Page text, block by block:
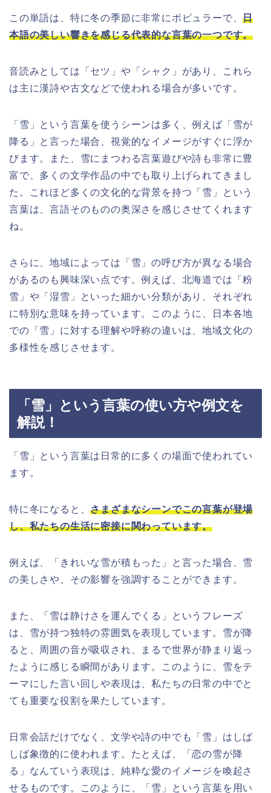
この単語は、特に冬の季節に非常にポピュラーで、日
本語の美しい響きを感じる代表的な言葉の一つです。
音読みとしては「セツ」や「シャク」があり、これら
は主に漢詩や古文などで使われる場合が多いです。
「雪」という言葉を使うシーンは多く、例えば「雪が
降る」と言った場合、視覚的なイメージがすぐに浮か
びます。また、雪にまつわる言葉遊びや詩も非常に豊
富で、多くの文学作品の中でも取り上げられてきまし
た。これほど多くの文化的な背景を持つ「雪」という
言葉は、言語そのものの奥深さを感じさせてくれます
ね。
さらに、地域によっては「雪」の呼び方が異なる場合
があるのも興味深い点です。例えば、北海道では「粉
雪」や「湿雪」といった細かい分類があり、それぞれ
に特別な意味を持っています。このように、日本各地
での「雪」に対する理解や呼称の違いは、地域文化の
多様性を感じさせます。
「雪」という言葉の使い方や例文を
解説！
「雪」という言葉は日常的に多くの場面で使われてい
ます。
特に冬になると、さまざまなシーンでこの言葉が登場
し、私たちの生活に密接に関わっています。
例えば、「きれいな雪が積もった」と言った場合、雪
の美しさや、その影響を強調することができます。
また、「雪は静けさを運んでくる」というフレーズ
は、雪が持つ独特の雰囲気を表現しています。雪が降
ると、周囲の音が吸収され、まるで世界が静まり返っ
たように感じる瞬間があります。このように、雪をテ
ーマにした言い回しや表現は、私たちの日常の中でと
ても重要な役割を果たしています。
日常会話だけでなく、文学や詩の中でも「雪」はしば
しば象徴的に使われます。たとえば、「恋の雪が降
る」なんていう表現は、純粋な愛のイメージを喚起さ
せるものです。このように、「雪」という言葉を用い